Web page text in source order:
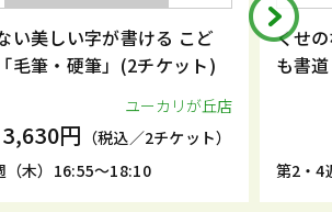
くせのない美しい字が書ける こど
も書道「毛筆・硬筆」(2チケット)
ユーカリが丘店
3,630円（税込／2チケット）
第2・4週（木）15:30～16:45